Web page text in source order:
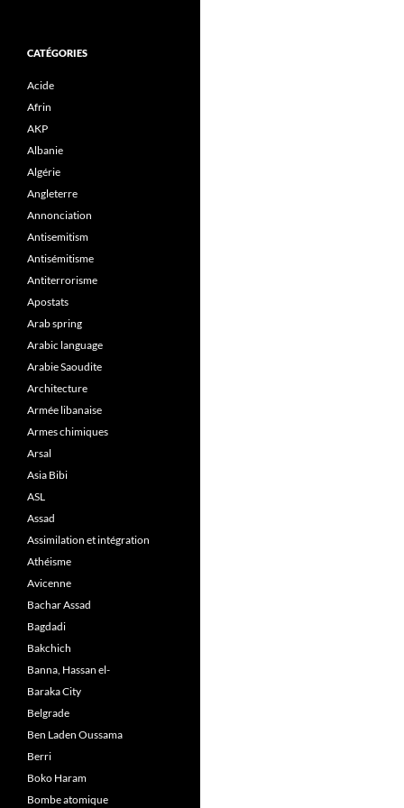
CATÉGORIES
Acide
Afrin
AKP
Albanie
Algérie
Angleterre
Annonciation
Antisemitism
Antisémitisme
Antiterrorisme
Apostats
Arab spring
Arabic language
Arabie Saoudite
Architecture
Armée libanaise
Armes chimiques
Arsal
Asia Bibi
ASL
Assad
Assimilation et intégration
Athéisme
Avicenne
Bachar Assad
Bagdadi
Bakchich
Banna, Hassan el-
Baraka City
Belgrade
Ben Laden Oussama
Berri
Boko Haram
Bombe atomique